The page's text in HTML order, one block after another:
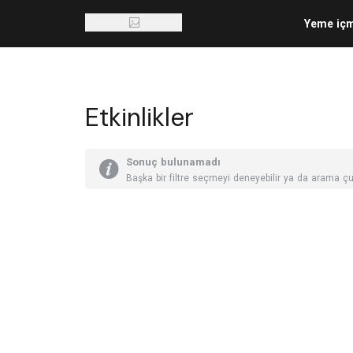
Yeme
Etkinlikler
Sonuç bulunamadı
Başka bir filtre seçmeyi deneyebilir ya da arama